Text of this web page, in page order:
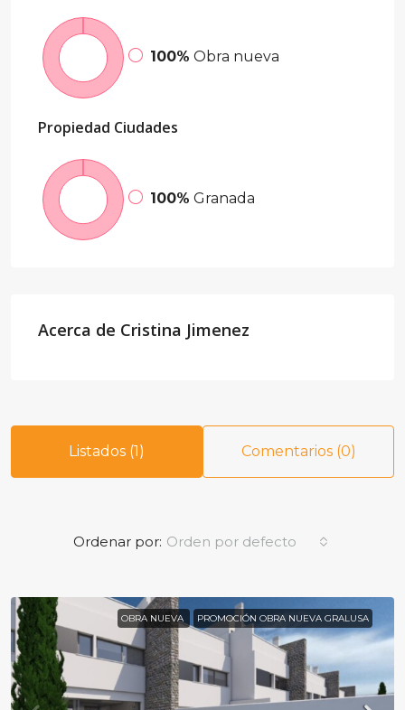
100% Obra nueva
Propiedad Ciudades
100% Granada
Acerca de Cristina Jimenez
Listados (1) Comentarios (0)
Ordenar por: Orden por defecto
OBRA NUEVA PROMOCIÓN OBRA NUEVA GRALUSA